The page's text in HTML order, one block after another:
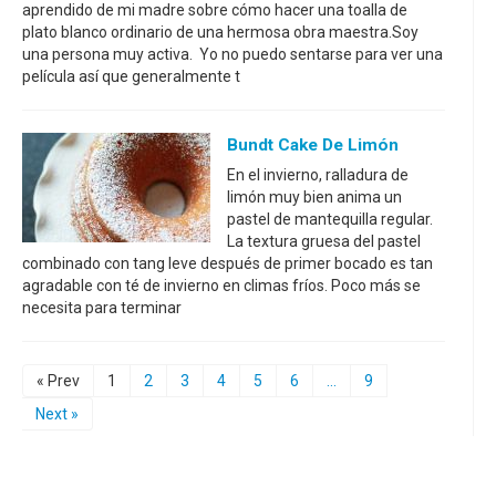
aprendido de mi madre sobre cómo hacer una toalla de
plato blanco ordinario de una hermosa obra maestra.Soy
una persona muy activa. Yo no puedo sentarse para ver una
película así que generalmente t
Bundt Cake De Limón
En el invierno, ralladura de
limón muy bien anima un
pastel de mantequilla regular.
La textura gruesa del pastel
combinado con tang leve después de primer bocado es tan
agradable con té de invierno en climas fríos. Poco más se
necesita para terminar
« Prev 1 2 3 4 5 6
9
Next »